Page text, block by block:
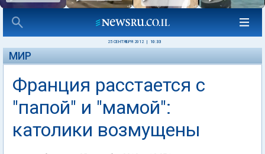
25 СЕНТЯБРЯ 2012 10:33
МИР
Франция расстается с
"папой" и "мамой":
католики возмущены